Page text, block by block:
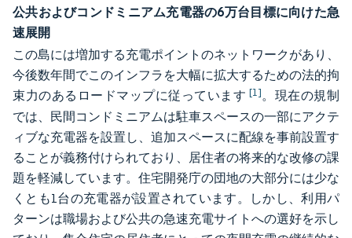
公共およびコンドミニアム充電器の6万台目標に向けた急
速展開
この島には増加する充電ポイントのネットワークがあり、
今後数年間でこのインフラを大幅に拡大するための法的拘
束力のあるロードマップに従っています [1]。現在の規制
では、民間コンドミニアムは駐車スペースの一部にアクテ
ィブな充電器を設置し、追加スペースに配線を事前設置す
ることが義務付けられており、居住者の将来的な改修の課
題を軽減しています。住宅開発庁の団地の大部分には少な
くとも1台の充電器が設置されています。しかし、利用パ
ターンは職場および公共の急速充電サイトへの選好を示し